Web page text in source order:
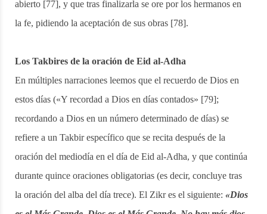
abierto [77], y que tras finalizarla se ore por los hermanos en
la fe, pidiendo la aceptación de sus obras [78].
Los Takbires de la oración de Eid al-Adha
En múltiples narraciones leemos que el recuerdo de Dios en
estos días («Y recordad a Dios en días contados» [79];
recordando a Dios en un número determinado de días) se
refiere a un Takbir específico que se recita después de la
oración del mediodía en el día de Eid al-Adha, y que continúa
durante quince oraciones obligatorias (es decir, concluye tras
la oración del alba del día trece). El Zikr es el siguiente: «Dios